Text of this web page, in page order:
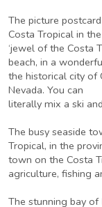
The picture
Costa Tropical in
‘jewel of the Costa
beach, in a
the historical city of
Nevada. You can
literally mix a ski
The busy seaside
Tropical, in the
town on the Costa
agriculture, fishing
The stunning bay of